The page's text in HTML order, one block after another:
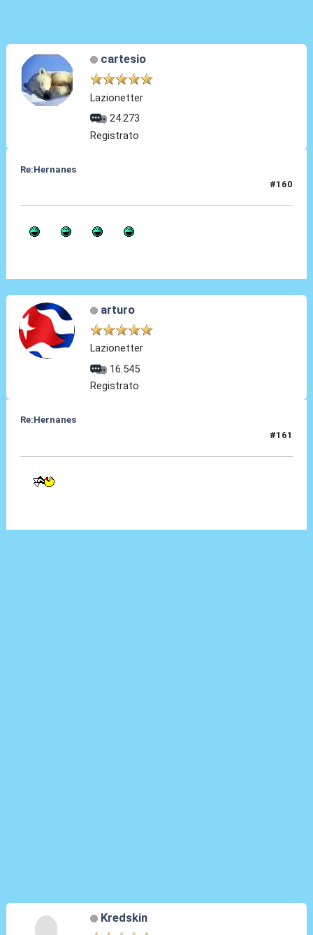
cartesio
Lazionetter
24.273
Registrato
Re:Hernanes
#160
arturo
Lazionetter
16.545
Registrato
Re:Hernanes
#161
Kredskin